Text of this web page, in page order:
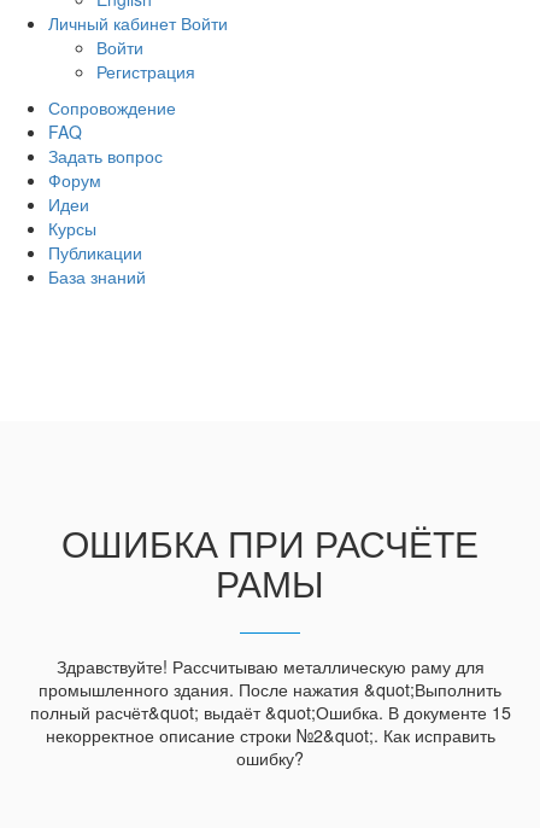
Личный кабинет Войти
Войти
Регистрация
Сопровождение
FAQ
Задать вопрос
Форум
Идеи
Курсы
Публикации
База знаний
ОШИБКА ПРИ РАСЧЁТЕ
РАМЫ
Здравствуйте! Рассчитываю металлическую раму для
промышленного здания. После нажатия &quot;Выполнить
полный расчёт&quot; выдаёт &quot;Ошибка. В документе 15
некорректное описание строки №2&quot;. Как исправить
ошибку?